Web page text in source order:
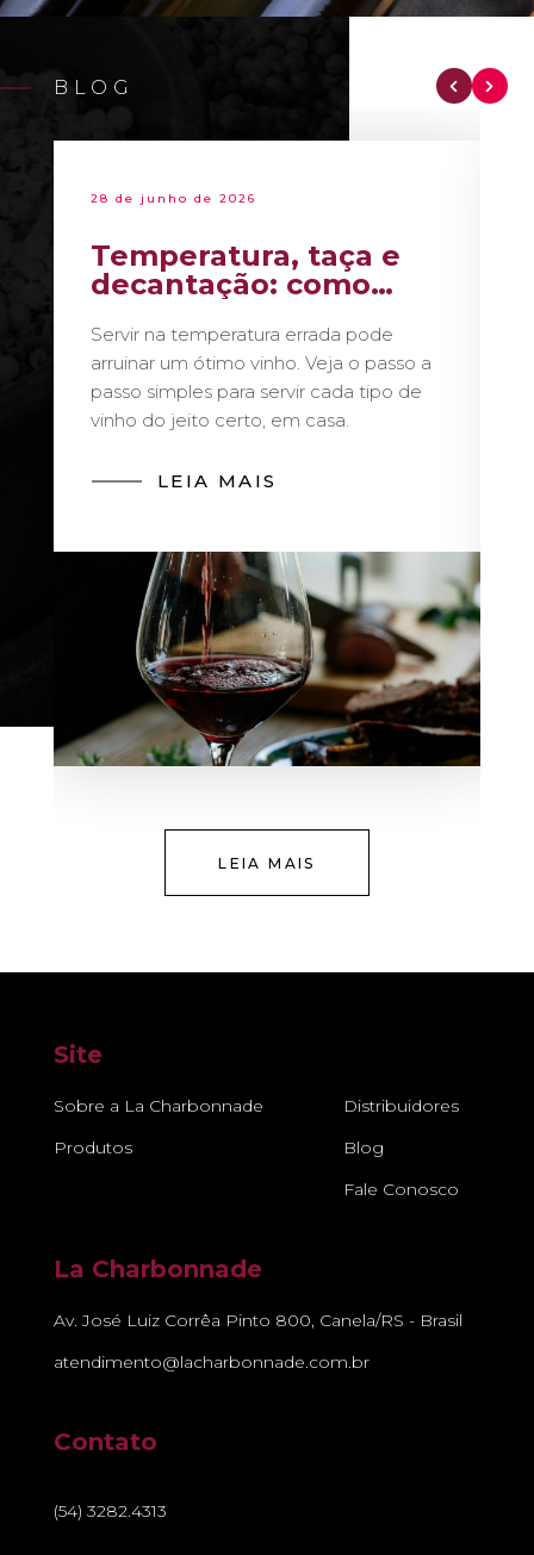
BLOG
28 de junho de 2026
Temperatura, taça e
decantação: como
sommelier
Servir na temperatura errada pode
arruinar um ótimo vinho. Veja o passo a
passo simples para servir cada tipo de
vinho do jeito certo, em casa.
LEIA MAIS
LEIA MAIS
Site
Sobre a La Charbonnade
Produtos
Distribuidores
Blog
Fale Conosco
La Charbonnade
Av. José Luiz Corrêa Pinto 800, Canela/RS - Brasil
atendimento@lacharbonnade.com.br
Contato
(54) 3282.4313